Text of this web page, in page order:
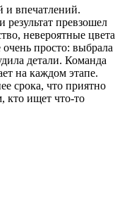
впечатлений.
результат превзошел
невероятные цвета
просто: выбрала
детали. Команда
на каждом этапе.
срока, что приятно
кто ищет что-то